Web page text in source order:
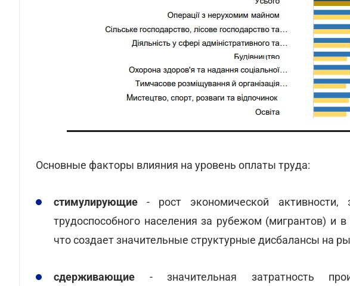
Основные факторы влияния на уровень оплаты труда:
стимулирующие - рост экономической активности,
трудоспособного населения за рубежом (мигрантов) и
что создает значительные структурные дисбалансы на
сдерживающие - значительная затратность